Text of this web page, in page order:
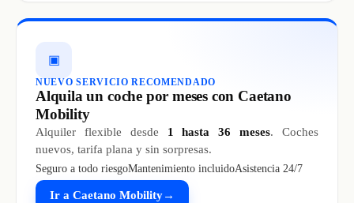
▣
NUEVO SERVICIO RECOMENDADO
Alquila un coche por meses con Caetano
Mobility
Alquiler flexible desde 1 hasta 36 meses. Coches
nuevos, tarifa plana y sin sorpresas.
Seguro a todo riesgoMantenimiento incluidoAsistencia 24/7
Ir a Caetano Mobility→